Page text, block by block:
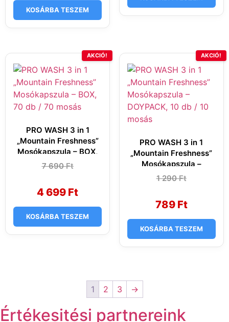
KOSÁRBA TESZEM
AKCIÓ!
PRO WASH 3 in 1
„Mountain Freshness”
Mosókapszula – BOX,
70 db / 70 mosás
7 690Ft
Original
7
690 Ft.
4 699 Ft
Current
4
699 Ft.
KOSÁRBA TESZEM
AKCIÓ!
PRO WASH 3 in 1
„Mountain Freshness”
Mosókapszula –
DOYPACK, 10 db / 10
1 290Ft
Original
1
290 Ft.
789 Ft
Current
789 Ft.
KOSÁRBA TESZEM
1 2 3 →
Értékesitési partnereink